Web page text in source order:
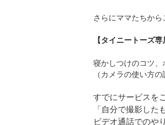
さらにママたちから
【タイニートーズ
寝かしつけのコツ、
（カメラの使い方
すでにサービスを
「自分で撮影し
ビデオ通話でのや